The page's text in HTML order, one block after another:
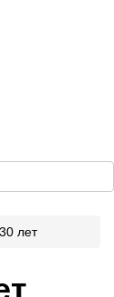
30 лет